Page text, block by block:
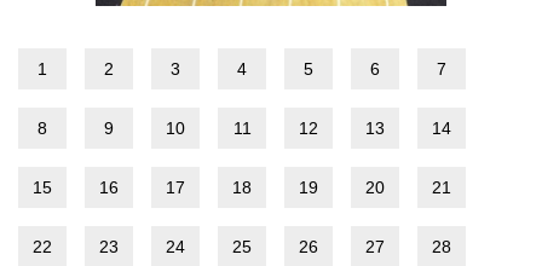
1 2 3 4 5 6 7
8 9 10 11 12 13 14
15 16 17 18 19 20 21
22 23 24 25 26 27 28